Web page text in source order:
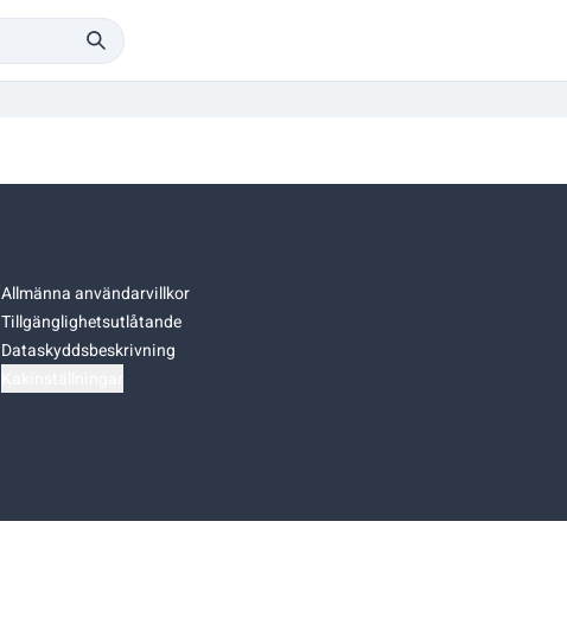
Allmänna användarvillkor
Tillgänglighetsutlåtande
Dataskyddsbeskrivning